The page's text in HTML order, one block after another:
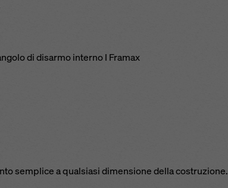
di disarmo interno I Framax
semplice a qualsiasi dimensione della costruzione.